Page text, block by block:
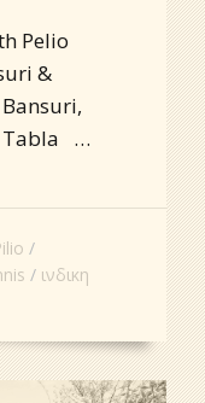
Pelio
&
Tabla …
ινδικη